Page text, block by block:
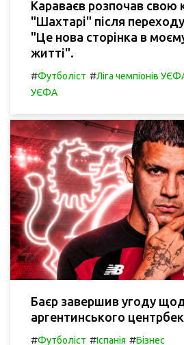
Караваєв розпочав свою
"Шахтарі" після
"Це нова сторінка в
житті".
#Футболіст #Ліга чемпіонів
УЄФА
Баєр завершив угоду
аргентинського
#Футболіст #Іспанія #Бізнес